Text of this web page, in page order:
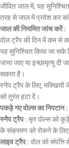
जीवित जाल में, यह
तरह से जाल में प्रवेश कर
जाल की नियमित जांच करें:
वोल ट्रैप की दिन में कम से
यह सुनिश्चित किया जा सके
जाया जाए या इच्छामृत्यु
सकता है।
स्नैप ट्रैप के लिए, मक्खियों
को तुरंत हटा दें।
पकड़े गए वोल्स का निपटान:
स्नैप ट्रैप: मृत वोल्स को कूड़े
के संक्रमण को रोकने के लिए
लाइव ट्रैप: वोल को